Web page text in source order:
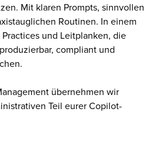
Mit klaren Prompts, sinnvollen
Routinen. In einem
und Leitplanken, die
compliant und
übernehmen wir
Teil eurer Copilot-